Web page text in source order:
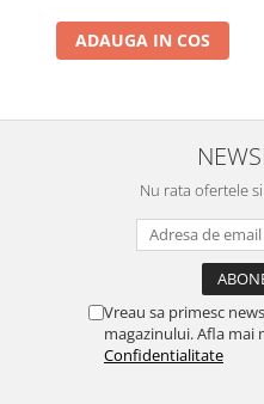
ADAUGA IN COS
Nu rata ofertele
Vreau sa primesc
magazinului. Afla mai
Confidentialitate